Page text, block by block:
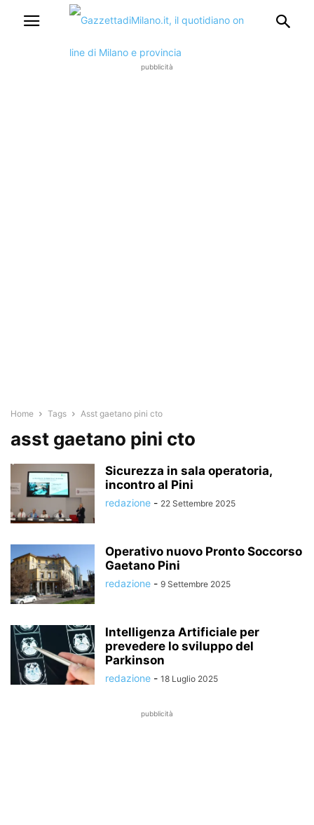
pubblicità
Home Tags Asst gaetano pini cto
asst gaetano pini cto
Sicurezza in sala operatoria,
incontro al Pini
redazione - 22 Settembre 2025
Operativo nuovo Pronto Soccorso
Gaetano Pini
redazione - 9 Settembre 2025
Intelligenza Artificiale per
prevedere lo sviluppo del
Parkinson
redazione - 18 Luglio 2025
pubblicità